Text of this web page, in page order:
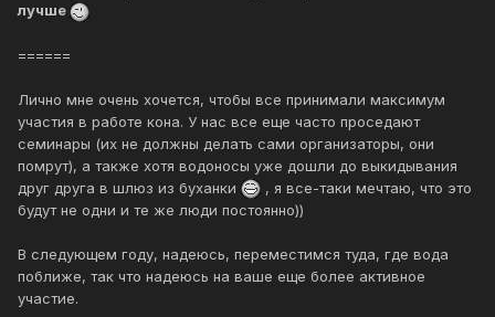
лучше
======
Лично мне очень хочется, чтобы все принимали максимум
участия в работе кона. У нас все еще часто проседают
семинары (их не должны делать сами организаторы, они
помрут), а также хотя водоносы уже дошли до выкидывания
друг друга в шлюз из буханки
, я все-таки мечтаю, что это
будут не одни и те же люди постоянно))
В следующем году, надеюсь, переместимся туда, где вода
поближе, так что надеюсь на ваше еще более активное
участие.